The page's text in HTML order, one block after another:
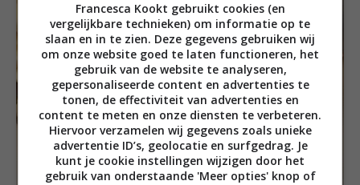
Francesca Kookt gebruikt cookies (en
vergelijkbare technieken) om informatie op te
slaan en in te zien. Deze gegevens gebruiken wij
om onze website goed te laten functioneren, het
gebruik van de website te analyseren,
gepersonaliseerde content en advertenties te
tonen, de effectiviteit van advertenties en
content te meten en onze diensten te verbeteren.
Hiervoor verzamelen wij gegevens zoals unieke
advertentie ID’s, geolocatie en surfgedrag. Je
kunt je cookie instellingen wijzigen door het
gebruik van onderstaande 'Meer opties' knop of